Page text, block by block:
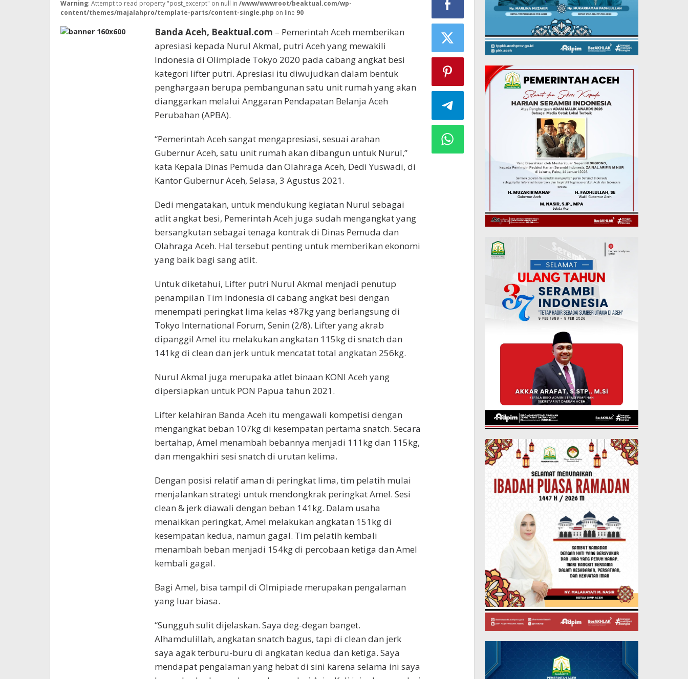
Warning: Attempt to read property "post_excerpt" on null in /www/wwwroot/beaktual.com/wp-
content/themes/majalahpro/template-parts/content-single.php on line 90
Banda Aceh, Beaktual.com – Pemerintah Aceh memberikan
apresiasi kepada Nurul Akmal, putri Aceh yang mewakili
Indonesia di Olimpiade Tokyo 2020 pada cabang angkat besi
kategori lifter putri. Apresiasi itu diwujudkan dalam bentuk
penghargaan berupa pembangunan satu unit rumah yang akan
dianggarkan melalui Anggaran Pendapatan Belanja Aceh
Perubahan (APBA).
“Pemerintah Aceh sangat mengapresiasi, sesuai arahan
Gubernur Aceh, satu unit rumah akan dibangun untuk Nurul,”
kata Kepala Dinas Pemuda dan Olahraga Aceh, Dedi Yuswadi, di
Kantor Gubernur Aceh, Selasa, 3 Agustus 2021.
Dedi mengatakan, untuk mendukung kegiatan Nurul sebagai
atlit angkat besi, Pemerintah Aceh juga sudah mengangkat yang
bersangkutan sebagai tenaga kontrak di Dinas Pemuda dan
Olahraga Aceh. Hal tersebut penting untuk memberikan ekonomi
yang baik bagi sang atlit.
Untuk diketahui, Lifter putri Nurul Akmal menjadi penutup
penampilan Tim Indonesia di cabang angkat besi dengan
menempati peringkat lima kelas +87kg yang berlangsung di
Tokyo International Forum, Senin (2/8). Lifter yang akrab
dipanggil Amel itu melakukan angkatan 115kg di snatch dan
141kg di clean dan jerk untuk mencatat total angkatan 256kg.
Nurul Akmal juga merupaka atlet binaan KONI Aceh yang
dipersiapkan untuk PON Papua tahun 2021.
Lifter kelahiran Banda Aceh itu mengawali kompetisi dengan
mengangkat beban 107kg di kesempatan pertama snatch. Secara
bertahap, Amel menambah bebannya menjadi 111kg dan 115kg,
dan mengakhiri sesi snatch di urutan kelima.
Dengan posisi relatif aman di peringkat lima, tim pelatih mulai
menjalankan strategi untuk mendongkrak peringkat Amel. Sesi
clean & jerk diawali dengan beban 141kg. Dalam usaha
menaikkan peringkat, Amel melakukan angkatan 151kg di
kesempatan kedua, namun gagal. Tim pelatih kembali
menambah beban menjadi 154kg di percobaan ketiga dan Amel
kembali gagal.
Bagi Amel, bisa tampil di Olmipiade merupakan pengalaman
yang luar biasa.
“Sungguh sulit dijelaskan. Saya deg-degan banget.
Alhamdulillah, angkatan snatch bagus, tapi di clean dan jerk
saya agak terburu-buru di angkatan kedua dan ketiga. Saya
mendapat pengalaman yang hebat di sini karena selama ini saya